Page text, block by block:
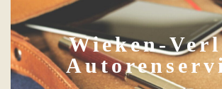
to
content
Wieken-